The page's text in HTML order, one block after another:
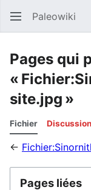
Paleowiki
Pages qui
«
site.jpg »
Fichier Discussion
←
Pages liées